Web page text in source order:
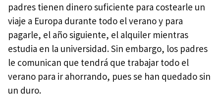
padres tienen dinero suficiente para costearle un
viaje a Europa durante todo el verano y para
pagarle, el año siguiente, el alquiler mientras
estudia en la universidad. Sin embargo, los padres
le comunican que tendrá que trabajar todo el
verano para ir ahorrando, pues se han quedado sin
un duro.